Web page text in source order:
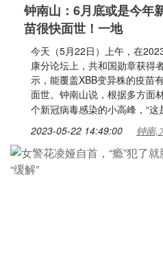
钟南山：6月底或是今年
苗很快面世！一地
今天（5月22日）上午，在
康分论坛上，共和国勋章获得
示，能覆盖XBB变异株的疫苗
面世。钟南山说，根据多方面
个新冠病毒感染的小高峰，“这
2023-05-22 14:49:00 钟南,